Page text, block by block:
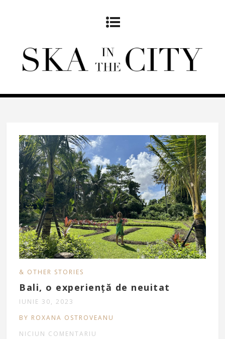
& OTHER STORIES
Bali, o experiență de neuitat
IUNIE 30, 2023
BY ROXANA OSTROVEANU
NICIUN COMENTARIU